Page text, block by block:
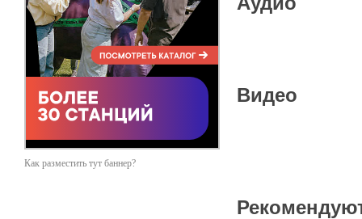
Как разместить тут баннер?
гостей — все
Видео